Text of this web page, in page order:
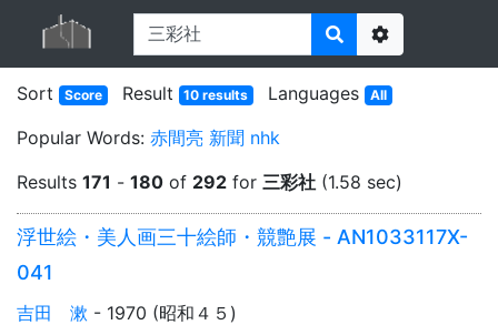
Options
Sort
Score Result 10 results Languages All
Popular Words: 赤間亮 新聞 nhk
Results 171 - 180 of 292 for 三彩社 (1.58 sec)
浮世絵・美人画三十絵師・競艶展 - AN1033117X-
041
吉田 漱 - 1970 (昭和４５)